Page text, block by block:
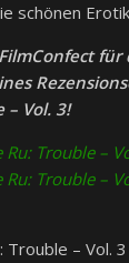
schönen
– Vol. 3!
Ru: Trouble –
Ru: Trouble –
Trouble – Vol. 3